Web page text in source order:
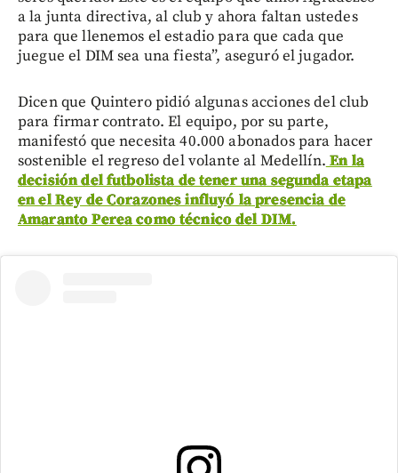
a la junta directiva, al club y ahora faltan ustedes
para que llenemos el estadio para que cada que
juegue el DIM sea una fiesta”, aseguró el jugador.
Dicen que Quintero pidió algunas acciones del club
para firmar contrato. El equipo, por su parte,
manifestó que necesita 40.000 abonados para hacer
sostenible el regreso del volante al Medellín. En la
decisión del futbolista de tener una segunda etapa
en el Rey de Corazones influyó la presencia de
Amaranto Perea como técnico del DIM.